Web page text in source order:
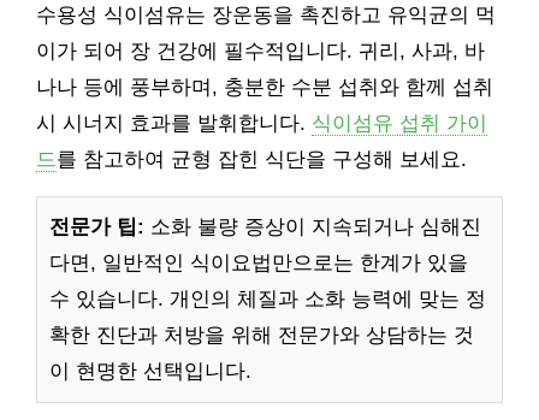
수용성 식이섬유는 장운동을 촉진하고 유익균의 먹
이가 되어 장 건강에 필수적입니다. 귀리, 사과, 바
나나 등에 풍부하며, 충분한 수분 섭취와 함께 섭취
시 시너지 효과를 발휘합니다. 식이섬유 섭취 가이
드를 참고하여 균형 잡힌 식단을 구성해 보세요.
전문가 팁: 소화 불량 증상이 지속되거나 심해진
다면, 일반적인 식이요법만으로는 한계가 있을
수 있습니다. 개인의 체질과 소화 능력에 맞는 정
확한 진단과 처방을 위해 전문가와 상담하는 것
이 현명한 선택입니다.